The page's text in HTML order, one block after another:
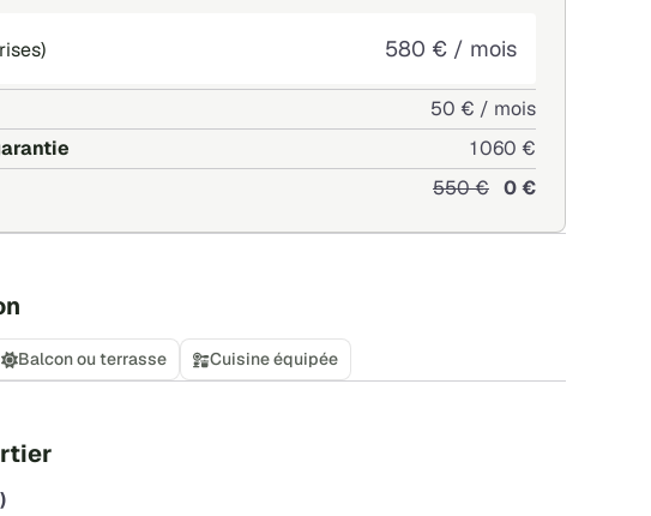
580 € / mois
50 € / mois
1 060 €
550 € 0 €
Balcon ou terrasse Cuisine équipée